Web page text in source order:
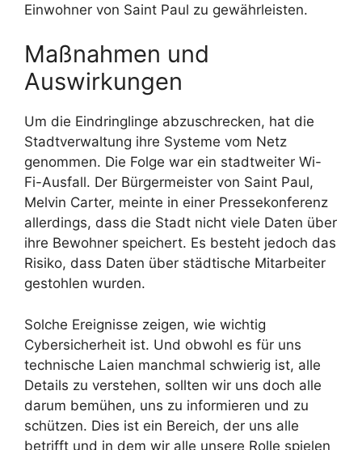
Einwohner von Saint Paul zu gewährleisten.
Maßnahmen und
Auswirkungen
Um die Eindringlinge abzuschrecken, hat die
Stadtverwaltung ihre Systeme vom Netz
genommen. Die Folge war ein stadtweiter Wi-
Fi-Ausfall. Der Bürgermeister von Saint Paul,
Melvin Carter, meinte in einer Pressekonferenz
allerdings, dass die Stadt nicht viele Daten über
ihre Bewohner speichert. Es besteht jedoch das
Risiko, dass Daten über städtische Mitarbeiter
gestohlen wurden.
Solche Ereignisse zeigen, wie wichtig
Cybersicherheit ist. Und obwohl es für uns
technische Laien manchmal schwierig ist, alle
Details zu verstehen, sollten wir uns doch alle
darum bemühen, uns zu informieren und zu
schützen. Dies ist ein Bereich, der uns alle
betrifft und in dem wir alle unsere Rolle spielen